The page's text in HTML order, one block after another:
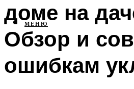
МЕНЮ
доме на
Обзор и
ошибкам